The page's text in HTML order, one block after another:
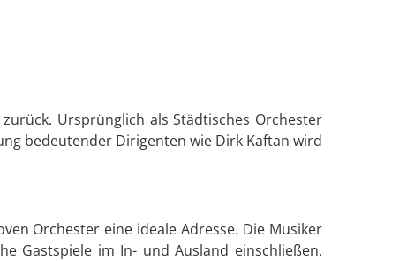
Ursprünglich als Städtisches Orchester
bedeutender Dirigenten wie Dirk Kaftan wird
Orchester eine ideale Adresse. Die Musiker
Gastspiele im In- und Ausland einschließen.